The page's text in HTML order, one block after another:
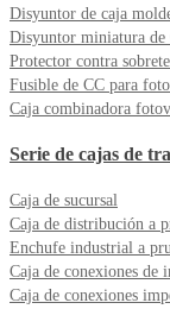
Disyuntor de caja
Disyuntor miniatura
Protector contra
Fusible de CC para
Caja combinadora
Serie de cajas de
Caja de sucursal
Caja de distribución a
Enchufe industrial a
Caja de conexiones de
Caja de conexiones